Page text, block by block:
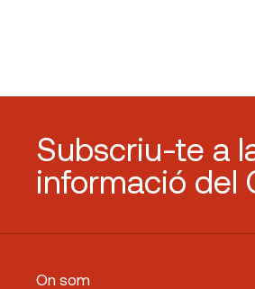
Subscriu-te a
informació del
On som